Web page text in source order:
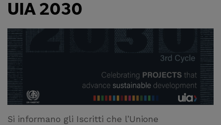
FORMAZIONE
PARTECIPA
NEWS
INFO E CONTATTI
UIA 2030
Si informano gli Iscritti che l’Unione